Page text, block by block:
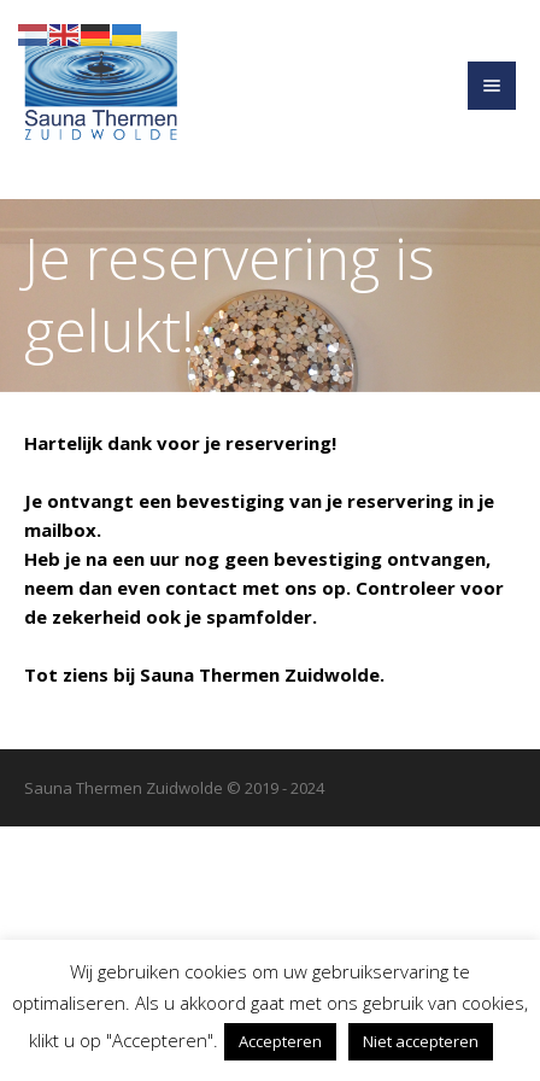
Je reservering is
gelukt!
Hartelijk dank voor je reservering!
Je ontvangt een bevestiging van je reservering in je
mailbox.
Heb je na een uur nog geen bevestiging ontvangen,
neem dan even contact met ons op. Controleer voor
de zekerheid ook je spamfolder.
Tot ziens bij Sauna Thermen Zuidwolde.
Sauna Thermen Zuidwolde © 2019 - 2024
Wij gebruiken cookies om uw gebruikservaring te
optimaliseren. Als u akkoord gaat met ons gebruik van cookies,
klikt u op "Accepteren".
Accepteren Niet accepteren